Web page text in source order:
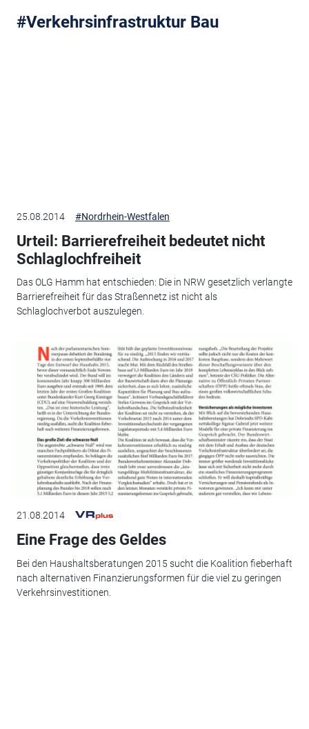
#Verkehrsinfrastruktur Bau
25.08.2014 #Nordrhein-Westfalen
Urteil: Barrierefreiheit bedeutet nicht
Schlaglochfreiheit
Das OLG Hamm hat entschieden: Die in NRW gesetzlich verlangte
Barrierefreiheit für das Straßennetz ist nicht als
Schlaglochverbot auszulegen.
21.08.2014
Eine Frage des Geldes
Bei den Haushaltsberatungen 2015 sucht die Koalition fieberhaft
nach alternativen Finanzierungsformen für die viel zu geringen
Verkehrsinvestitionen.